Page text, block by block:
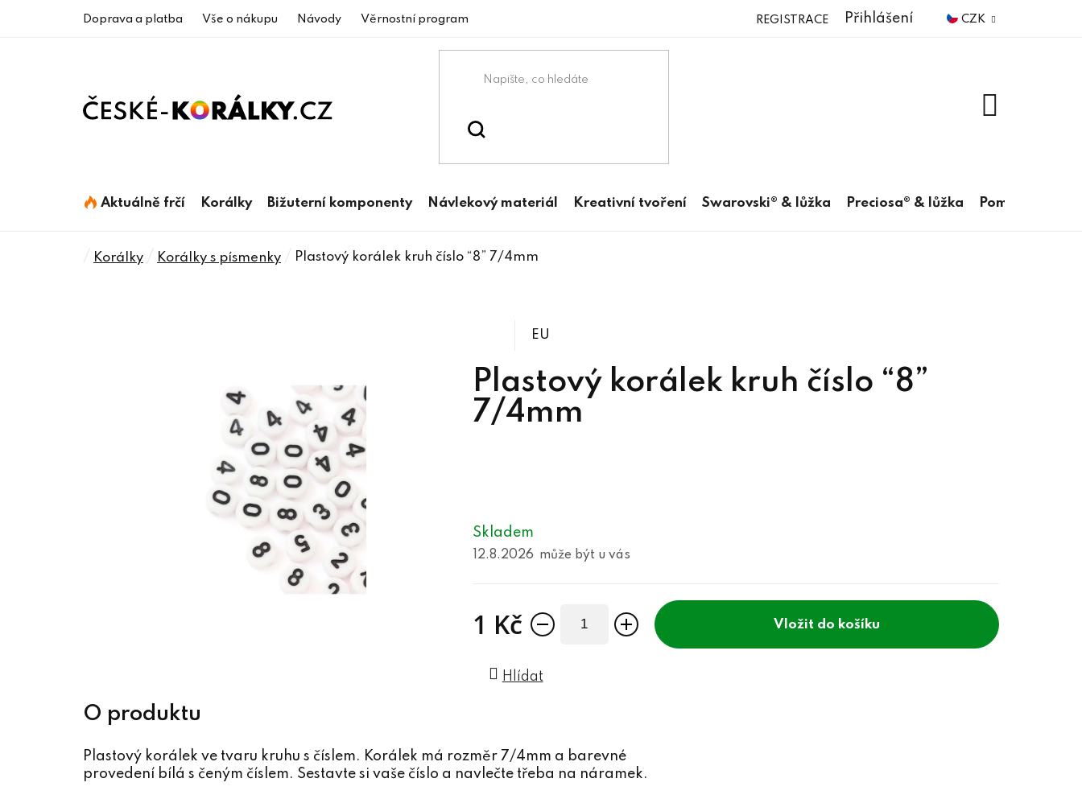
Doprava a platba Vše o nákupu Návody Věrnostní program CZK
Přihlášení
REGISTRACE
Aktuálně frčí Korálky Bižuterní komponenty Návlekový materiál Kreativní tvoření Swarovski® & lůžka Preciosa® & lůžka Pomůcky
Domů
Korálky Korálky s písmenky Plastový korálek kruh číslo “8” 7/4mm
Plastový korálek kruh číslo “8”
7/4mm
EU
Skladem
12.8.2026
1 Kč do košíku
Hlídat
Plastový korálek ve tvaru kruhu s číslem. Korálek má rozměr 7/4mm a barevné
provedení bílá s čeným číslem. Sestavte si vaše číslo a navlečte třeba na náramek.